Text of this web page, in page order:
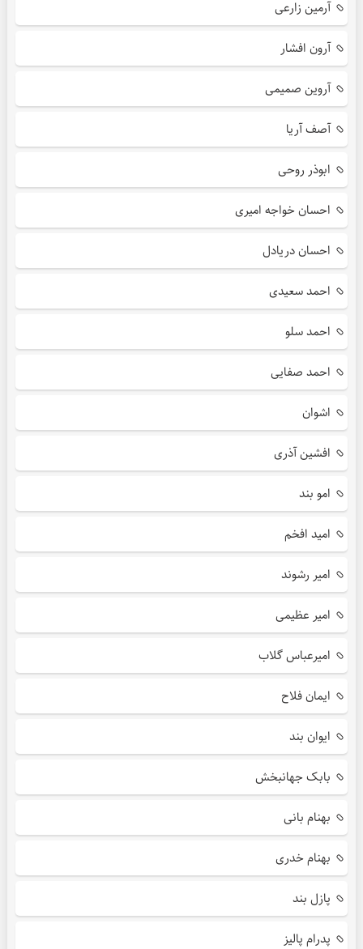
آرمین زارعی
آرون افشار
آروین صمیمی
آصف آریا
ابوذر روحی
احسان خواجه امیری
احسان دریادل
احمد سعیدی
احمد سلو
احمد صفایی
اشوان
افشین آذری
امو بند
امید افخم
امیر رشوند
امیر عظیمی
امیرعباس گلاب
ایمان فلاح
ایوان بند
بابک جهانبخش
بهنام بانی
بهنام خدری
پازل بند
پدرام پالیز